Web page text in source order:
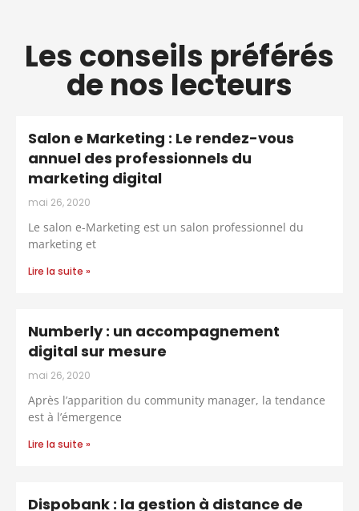
Les conseils préférés
de nos lecteurs
Salon e Marketing : Le rendez-vous
annuel des professionnels du
marketing digital
mai 26, 2020
Le salon e-Marketing est un salon professionnel du
marketing et
Lire la suite »
Numberly : un accompagnement
digital sur mesure
mai 26, 2020
Après l’apparition du community manager, la tendance
est à l’émergence
Lire la suite »
Dispobank : la gestion à distance de